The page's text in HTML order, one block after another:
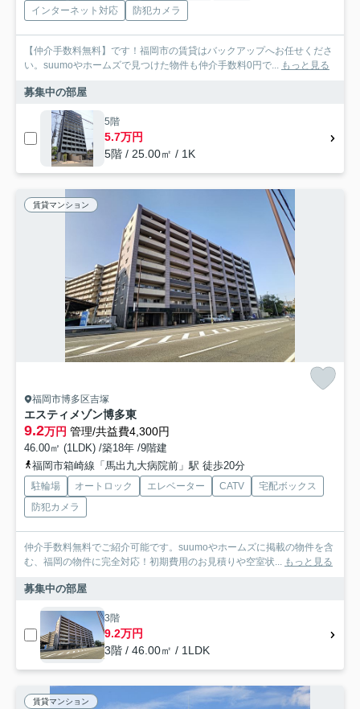
インターネット対応
防犯カメラ
【仲介手数料無料】です！福岡市の賃貸はバックアップへお任せくださ
い。suumoやホームズで見つけた物件も仲介手数料0円で... もっと見る
募集中の部屋
5階
5.7万円
5階 / 25.00㎡ / 1K
賃貸マンション
福岡市博多区吉塚
エスティメゾン博多東
9.2万円 管理/共益費4,300円
46.00㎡ (1LDK) /築18年 /9階建
福岡市箱崎線「馬出九大病院前」駅 徒歩20分
駐輪場 オートロック エレベーター CATV
宅配ボックス
防犯カメラ
仲介手数料無料でご紹介可能です。suumoやホームズに掲載の物件を含
む、福岡の物件に完全対応！初期費用のお見積りや空室状... もっと見る
募集中の部屋
3階
9.2万円
3階 / 46.00㎡ / 1LDK
賃貸マンション